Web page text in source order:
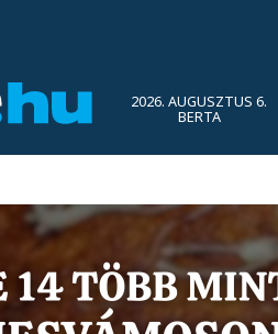
2026. AUGUSZTUS 6.
BERTA